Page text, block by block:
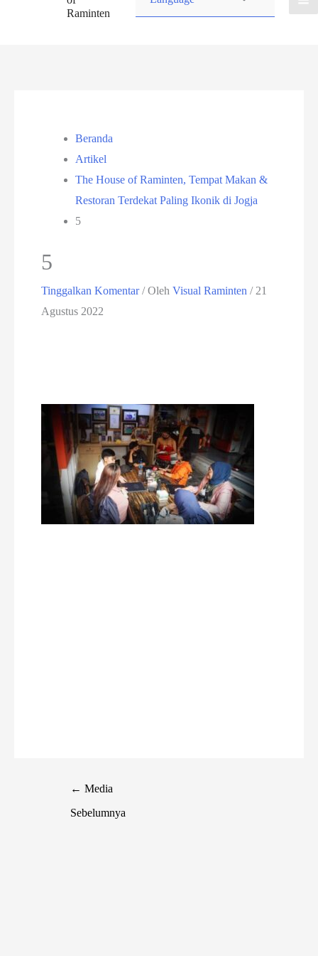
Raminten
Beranda
Artikel
The House of Raminten, Tempat Makan &
Restoran Terdekat Paling Ikonik di Jogja
5
5
Tinggalkan Komentar / OlehVisual Raminten/ 21
Agustus 2022
← Media
Sebelumnya